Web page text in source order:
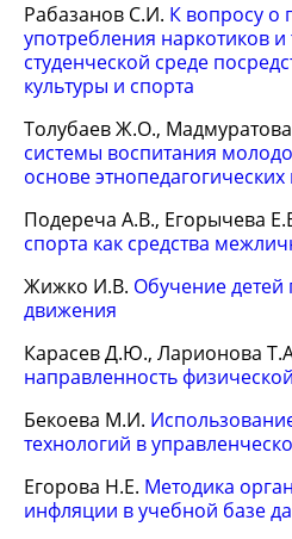
Рабазанов С.И. К вопросу о
употребления наркотиков и
студенческой среде
культуры и спорта
Толубаев Ж.О., Мадмуратова
системы воспитания
основе этнопедагогических
Подереча А.В., Егорычева
спорта как средства
Жижко И.В. Обучение
движения
Карасев Д.Ю., Ларионова
направленность
Бекоева М.И.
технологий в
Егорова Н.Е. Методика
инфляции в учебной базе